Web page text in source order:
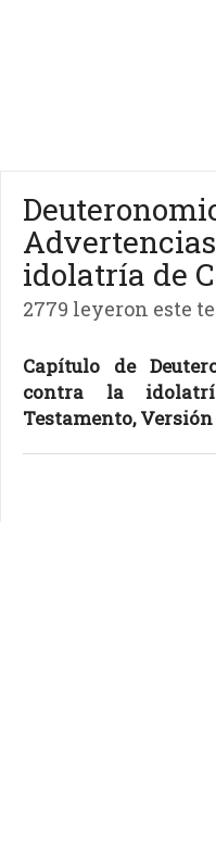
idolatría de
2779 leyeron este
Capítulo de
contra la
Testamento,